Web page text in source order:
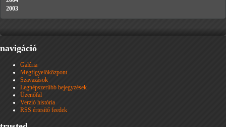
2003
navigáció
Galéria
Megfigyelőközpont
Szavazások
Legnépszerűbb bejegyzések
Üzenőfal
Verzió história
RSS értesítő feedek